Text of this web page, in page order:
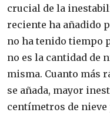
crucial de la
reciente ha añadido
no ha tenido tiempo
no es la cantidad de
misma. Cuanto más
se añada, mayor
centímetros de